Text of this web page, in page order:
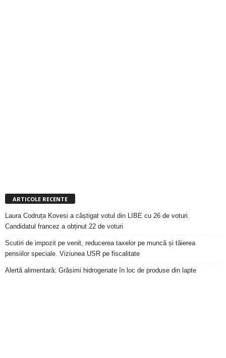
ARTICOLE RECENTE
Laura Codruța Kovesi a câștigat votul din LIBE cu 26 de voturi.
Candidatul francez a obținut 22 de voturi
Scutiri de impozit pe venit, reducerea taxelor pe muncă și tăierea
pensiilor speciale. Viziunea USR pe fiscalitate
Alertă alimentară: Grăsimi hidrogenate în loc de produse din lapte